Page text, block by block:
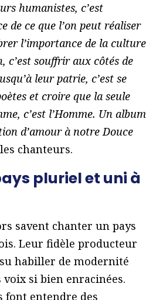
humanistes, c’est
de ce que l’on peut réaliser
l’importance de la culture
c’est souffrir aux côtés de
leur patrie, c’est se
et croire que la seule
c’est l’Homme. Un album
d’amour à notre Douce
chanteurs.
pluriel et uni à
savent chanter un pays
Leur fidèle producteur
habiller de modernité
voix si bien enracinées.
font entendre des